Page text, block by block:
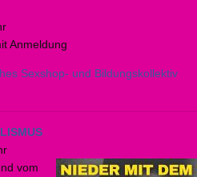
Anmeldung
Sexshop- und Bildungskollektiv
vom